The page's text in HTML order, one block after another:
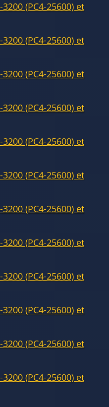
(PC4-25600) et
(PC4-25600) et
(PC4-25600) et
(PC4-25600) et
(PC4-25600) et
(PC4-25600) et
(PC4-25600) et
(PC4-25600) et
(PC4-25600) et
(PC4-25600) et
(PC4-25600) et
(PC4-25600) et